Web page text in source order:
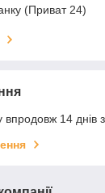
(Приват 24)
14 днів